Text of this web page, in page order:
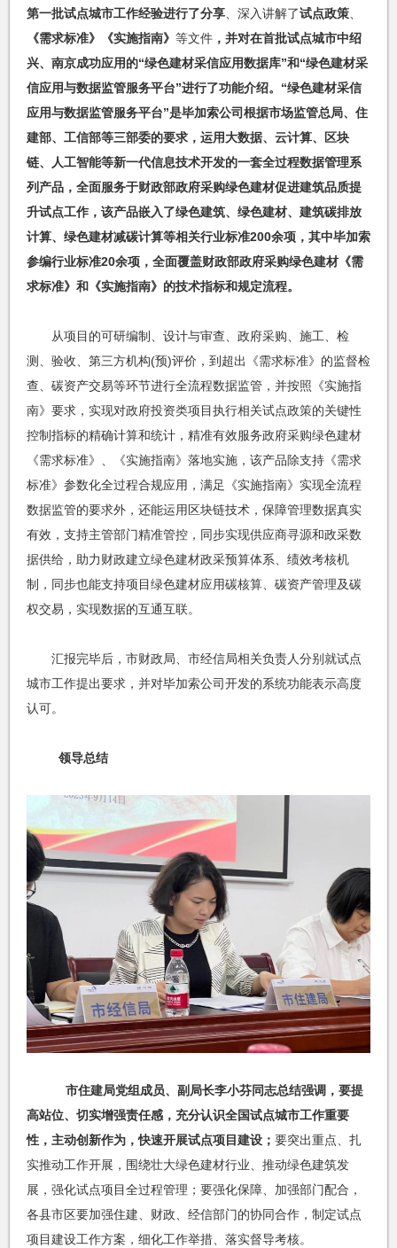
第一批试点城市工作经验进行了分享、深入讲解了试点政策、
《需求标准》《实施指南》 等文件，并对在首批试点城市中绍
兴、南京成功应用的“绿色建材采信应用数据库”和“绿色建材采
信应用与数据监管服务平台”进行了功能介绍。“绿色建材采信
应用与数据监管服务平台”是毕加索公司根据市场监管总局、住
建部、工信部等三部委的要求，运用大数据、云计算、区块
链、人工智能等新一代信息技术开发的一套全过程数据管理系
列产品，全面服务于财政部政府采购绿色建材促进建筑品质提
升试点工作，该产品嵌入了绿色建筑、绿色建材、建筑碳排放
计算、绿色建材减碳计算等相关行业标准200余项，其中毕加索
参编行业标准20余项，全面覆盖财政部政府采购绿色建材《需
求标准》和《实施指南》的技术指标和规定流程。
从项目的可研编制、设计与审查、政府采购、施工、检
测、验收、第三方机构(预)评价，到超出《需求标准》的监督检
查、碳资产交易等环节进行全流程数据监管，并按照《实施指
南》要求，实现对政府投资类项目执行相关试点政策的关键性
控制指标的精确计算和统计，精准有效服务政府采购绿色建材
《需求标准》、《实施指南》落地实施，该产品除支持《需求
标准》参数化全过程合规应用，满足《实施指南》实现全流程
数据监管的要求外，还能运用区块链技术，保障管理数据真实
有效，支持主管部门精准管控，同步实现供应商寻源和政采数
据供给，助力财政建立绿色建材政采预算体系、绩效考核机
制，同步也能支持项目绿色建材应用碳核算、碳资产管理及碳
权交易，实现数据的互通互联。
汇报完毕后，市财政局、市经信局相关负责人分别就试点
城市工作提出要求，并对毕加索公司开发的系统功能表示高度
认可。
领导总结
市住建局党组成员、副局长李小芬同志总结强调，要提
高站位、切实增强责任感，充分认识全国试点城市工作重要
性，主动创新作为，快速开展试点项目建设； 要突出重点、扎
实推动工作开展，围绕壮大绿色建材行业、推动绿色建筑发
展，强化试点项目全过程管理；要强化保障、加强部门配合，
各县市区要加强住建、财政、经信部门的协同合作，制定试点
项目建设工作方案，细化工作举措、落实督导考核。